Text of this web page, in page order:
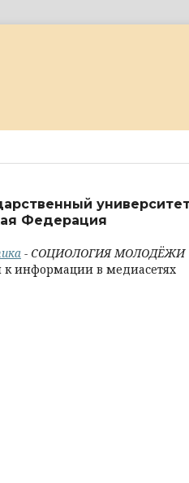
Федерация
- СОЦИОЛОГИЯ МОЛОДЁЖИ
информации в медиасетях